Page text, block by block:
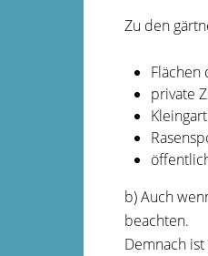
Zu den
Flächen
private
b) Auch
beachten.
Demnach